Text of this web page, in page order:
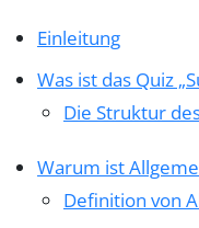
Einleitung
Was ist das Quiz
Die Struktur
Warum ist
Definition von